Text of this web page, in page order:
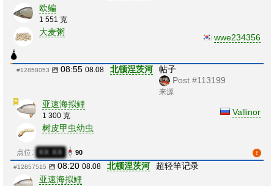
欧鳊
1 551 克
大麦粥
wwe234356
#12858053 08:55 08.08 北顿涅茨河
帖子
Post #113199
来源
亚速海拟鲤
1 300 克
树皮甲虫幼虫
Vallinor
点位: XX:XX 90
#12857515 08:20 08.08 北顿涅茨河
超轻竿记录
亚速海拟鲤